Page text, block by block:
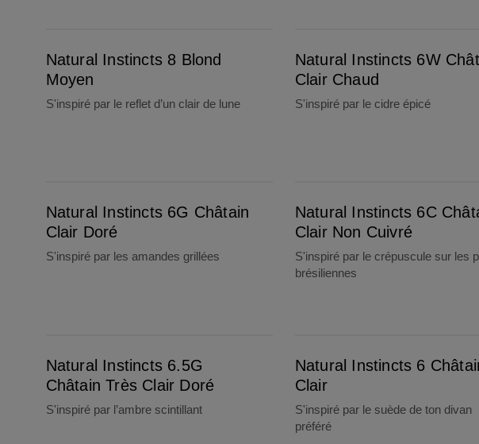
Natural Instincts 8 Blond
Moyen
S'inspiré par le reflet d’un clair de lune
Natural Instincts 6W
Clair Chaud
S'inspiré par le cidre épicé
Natural Instincts 6G Châtain
Clair Doré
S'inspiré par les amandes grillées
Natural Instincts 6C
Clair Non Cuivré
S'inspiré par le crépuscule sur les
brésiliennes
Natural Instincts 6.5G
Châtain Très Clair Doré
S'inspiré par l’ambre scintillant
Natural Instincts 6
Clair
S'inspiré par le suède de ton divan
préféré